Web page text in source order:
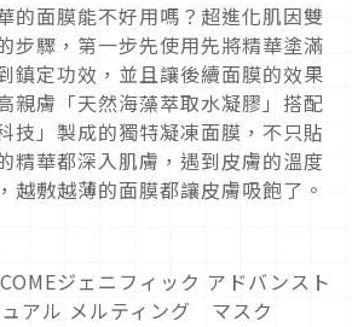
的面膜能不好用嗎？超進化肌因雙
步驟，第一步先使用先將精華塗滿
鎮定功效，並且讓後續面膜的效果
親膚「天然海藻萃取水凝膠」搭配
技」製成的獨特凝凍面膜，不只貼
精華都深入肌膚，遇到皮膚的溫度
越敷越薄的面膜都讓皮膚吸飽了。
ジェニフィック アドバンスト
アル メルティング マスク